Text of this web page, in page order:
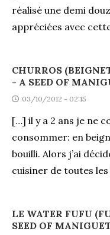
réalisé une demi
appréciées avec
CHURROS
- A SEED OF
03/10/2012 - 02:15
[…] il y a 2 ans je ne
consommer: en
bouilli. Alors j’ai
cuisiner de toutes
LE WATER FUFU
SEED OF